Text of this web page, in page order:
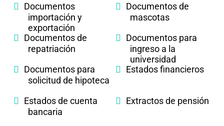
Documentos
importación y
exportación
Documentos de
mascotas
Documentos de
repatriación
Documentos para
ingreso a la
universidad
Documentos para
solicitud de hipoteca
Estados financieros
Estados de cuenta
bancaria
Extractos de pensión